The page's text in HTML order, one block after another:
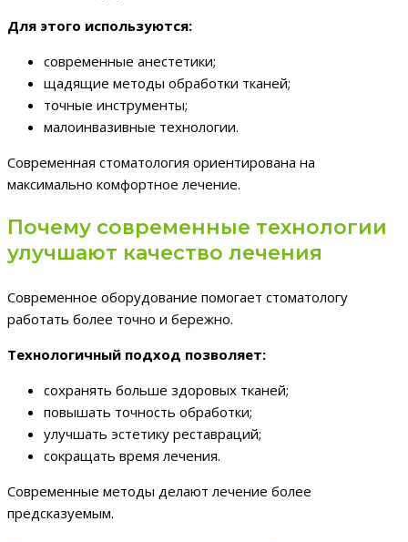
Для этого используются:
современные анестетики;
щадящие методы обработки тканей;
точные инструменты;
малоинвазивные технологии.
Современная стоматология ориентирована на
максимально комфортное лечение.
Почему современные технологии
улучшают качество лечения
Современное оборудование помогает стоматологу
работать более точно и бережно.
Технологичный подход позволяет:
сохранять больше здоровых тканей;
повышать точность обработки;
улучшать эстетику реставраций;
сокращать время лечения.
Современные методы делают лечение более
предсказуемым.